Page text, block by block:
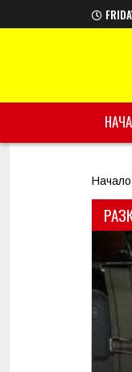
Начало